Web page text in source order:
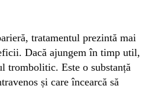
tratamentul prezintă mai
Dacă ajungem în timp util,
trombolitic. Este o substanță
și care încearcă să